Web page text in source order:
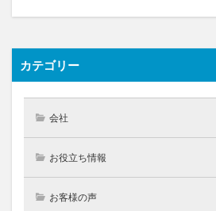
カテゴリー
会社
お役立ち情報
お客様の声